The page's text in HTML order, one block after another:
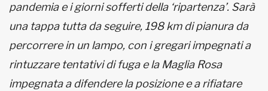
pandemia e i giorni sofferti della ‘ripartenza’. Sarà
una tappa tutta da seguire, 198 km di pianura da
percorrere in un lampo, con i gregari impegnati a
rintuzzare tentativi di fuga e la Maglia Rosa
impegnata a difendere la posizione e a rifiatare